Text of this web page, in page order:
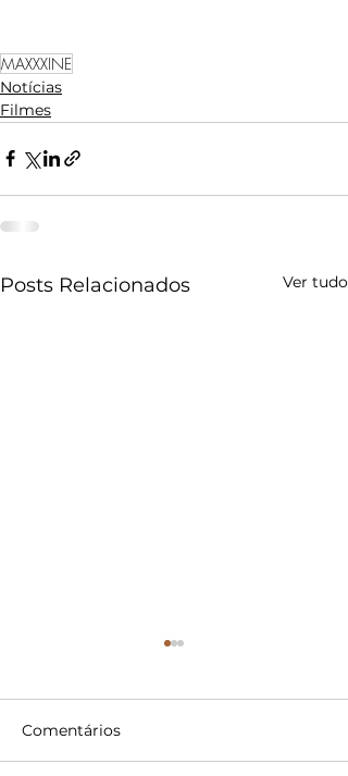
MAXXXINE
Notícias
Filmes
Posts Relacionados Ver tudo
Comentários